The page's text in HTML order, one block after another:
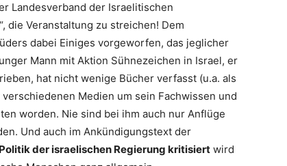
Landesverband der Israelitischen
die Veranstaltung zu streichen! Dem
dabei Einiges vorgeworfen, das jeglicher
Mann mit Aktion Sühnezeichen in Israel, er
hat nicht wenige Bücher verfasst (u.a. als
Medien um sein Fachwissen und
worden. Nie sind bei ihm auch nur Anflüge
Und auch im Ankündigungstext der
Politik der israelischen Regierung kritisiert wird